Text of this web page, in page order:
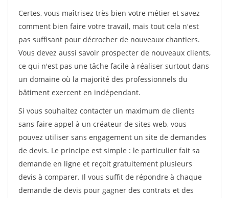
Certes, vous maîtrisez très bien votre métier et savez
comment bien faire votre travail, mais tout cela n'est
pas suffisant pour décrocher de nouveaux chantiers.
Vous devez aussi savoir prospecter de nouveaux clients,
ce qui n'est pas une tâche facile à réaliser surtout dans
un domaine où la majorité des professionnels du
bâtiment exercent en indépendant.
Si vous souhaitez contacter un maximum de clients
sans faire appel à un créateur de sites web, vous
pouvez utiliser sans engagement un site de demandes
de devis. Le principe est simple : le particulier fait sa
demande en ligne et reçoit gratuitement plusieurs
devis à comparer. Il vous suffit de répondre à chaque
demande de devis pour gagner des contrats et des